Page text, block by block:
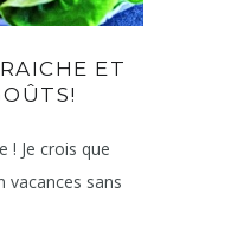
ET
! Je crois que
vacances sans